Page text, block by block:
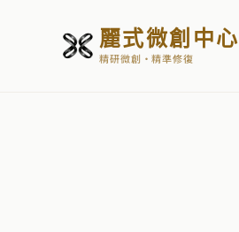
麗式微創中心
精研微創・精準修復